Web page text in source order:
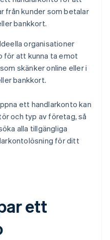
från kunder som betalar
bankkort.
Ideella organisationer
för att kunna ta emot
skänker online eller i
bankkort.
ett handlarkonto kan
och typ av företag, så
alla tillgängliga
för ditt
ett